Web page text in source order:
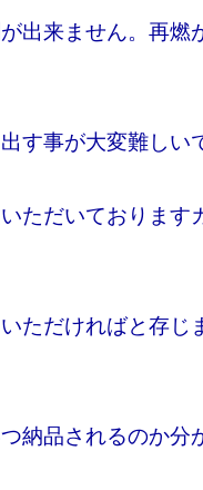
出来ません。再燃
す事が大変難しい
ただいております
ただければと存じ
納品されるのか分